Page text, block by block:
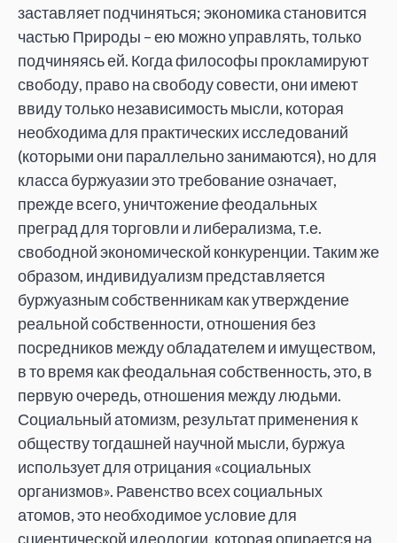
заставляет подчиняться; экономика становится
частью Природы – ею можно управлять, только
подчиняясь ей. Когда философы прокламируют
свободу, право на свободу совести, они имеют
ввиду только независимость мысли, которая
необходима для практических исследований
(которыми они параллельно занимаются), но для
класса буржуазии это требование означает,
прежде всего, уничтожение феодальных
преград для торговли и либерализма, т.е.
свободной экономической конкуренции. Таким же
образом, индивидуализм представляется
буржуазным собственникам как утверждение
реальной собственности, отношения без
посредников между обладателем и имуществом,
в то время как феодальная собственность, это, в
первую очередь, отношения между людьми.
Социальный атомизм, результат применения к
обществу тогдашней научной мысли, буржуа
использует для отрицания «социальных
организмов». Равенство всех социальных
атомов, это необходимое условие для
сциентической идеологии, которая опирается на